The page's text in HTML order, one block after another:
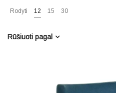
Rodyti 12 15 30
Rūšiuoti pagal